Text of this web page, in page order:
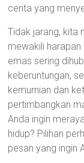
cerita yang
Tidak jarang, kita
mewakili harapan
emas sering
keberuntungan,
kemurnian dan
pertimbangkan
Anda ingin
hidup? Pilihan
pesan yang ingin